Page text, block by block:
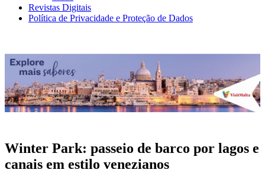
Revistas Digitais
Política de Privacidade e Proteção de Dados
Winter Park: passeio de barco por lagos e
canais em estilo venezianos